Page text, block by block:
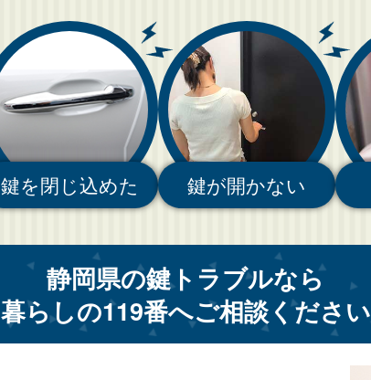
鍵を閉じ込めた 鍵が開かない
静岡県の鍵トラブルなら
暮らしの119番へご相談ください